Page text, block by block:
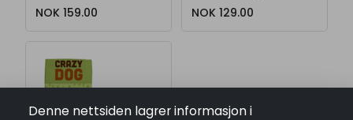
NOK 159.00 NOK 129.00
Denne nettsiden lagrer informasjon i